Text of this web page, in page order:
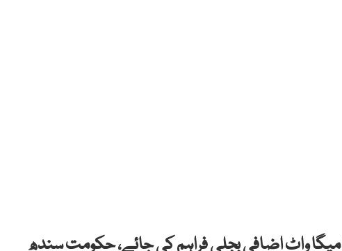
کراچی: کے الیکٹرک کو نیشنل گرڈ سے 200 میگا واٹ اضافی بجلی فراہم کی جائے، حکومت سندھ